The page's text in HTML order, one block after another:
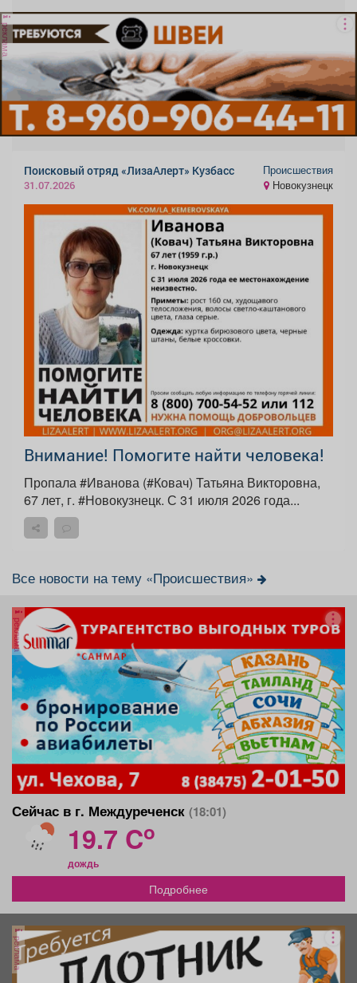
реклама
Поисковый отряд «ЛизаАлерт» Кузбасс
31.07.2026
Происшествия
Новокузнецк
Внимание! Помогите найти человека!
Пропала #Иванова (#Ковач) Татьяна Викторовна,
67 лет, г. #Новокузнецк. С 31 июля 2026 года...
Все новости на тему «Происшествия»
реклама
Сейчас в г. Междуреченск (18:01)
19.7 Co
дождь
Подробнее
реклама